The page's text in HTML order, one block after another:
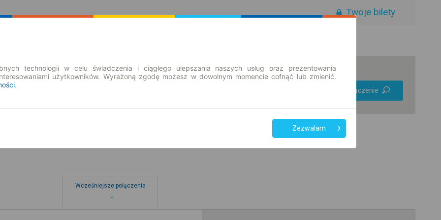
Twoje bilety
Znajdź połączenie
Wcześniejsze połączenia
technologii w celu świadczenia i ciągłego ulepszania naszych usług oraz prezentowania
użytkowników. Wyrażoną zgodę możesz w dowolnym momencie cofnąć lub zmienić.
.
Zezwalam